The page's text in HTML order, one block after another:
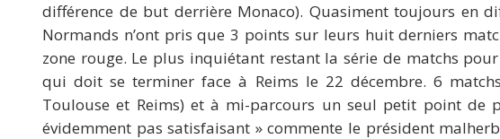
différence de but derrière Monaco). Quasiment toujours en
Normands n’ont pris que 3 points sur leurs huit derniers
zone rouge. Le plus inquiétant restant la série de matchs
qui doit se terminer face à Reims le 22 décembre. 6
Toulouse et Reims) et à mi-parcours un seul petit point de
évidemment pas satisfaisant » commente le président